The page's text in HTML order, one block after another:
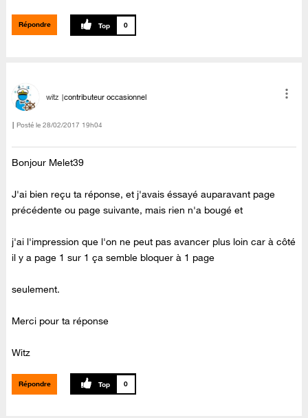
Répondre 0
witz contributeur occasionnel
Posté le ‎28/02/2017 19h04
Bonjour Melet39
J'ai bien reçu ta réponse, et j'avais éssayé auparavant page
précédente ou page suivante, mais rien n'a bougé et
j'ai l'impression que l'on ne peut pas avancer plus loin car à côté
il y a page 1 sur 1 ça semble bloquer à 1 page
seulement.
Merci pour ta réponse
Witz
Répondre 0